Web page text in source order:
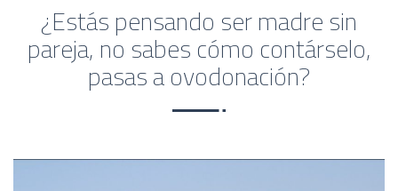
¿Estás pensando ser madre sin
pareja, no sabes cómo contárselo,
pasas a ovodonación?